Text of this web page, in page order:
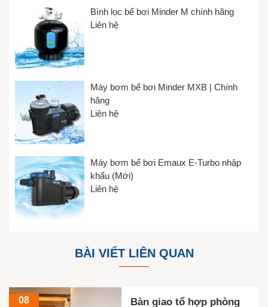
Bình lọc bể bơi Minder M chính hãng
Liên hệ
Máy bơm bể bơi Minder MXB | Chính
hãng
Liên hệ
Máy bơm bể bơi Emaux E-Turbo nhập
khẩu (Mới)
Liên hệ
BÀI VIẾT LIÊN QUAN
08
Bàn giao tổ hợp phòng